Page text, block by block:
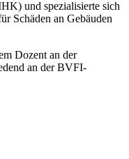
und spezialisierte sich
Schäden an Gebäuden
Dozent an der
an der BVFI-